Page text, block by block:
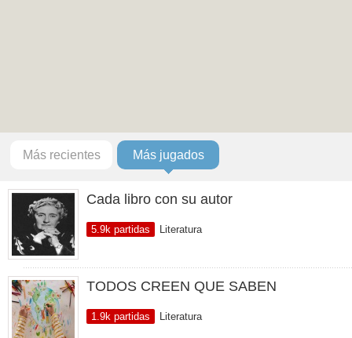
Más recientes Más jugados
Cada libro con su autor
5.9k partidas Literatura
TODOS CREEN QUE SABEN
1.9k partidas Literatura